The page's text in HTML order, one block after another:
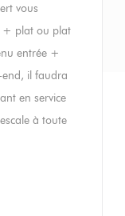
vous
+ plat ou plat
entrée +
il faudra
en service
à toute